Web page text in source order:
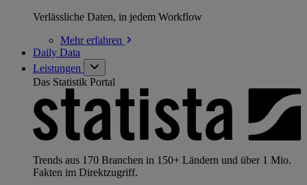
Verlässliche Daten, in jedem Workflow
Mehrerfahren
Daily Data
Leistungen
Das Statistik Portal
Trends aus 170 Branchen in 150+ Ländern und über 1 Mio.
Fakten im Direktzugriff.